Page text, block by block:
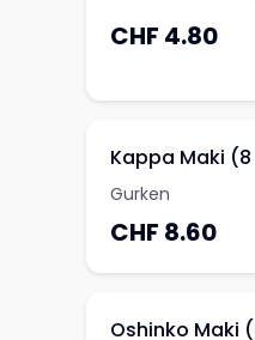
CHF 4.80
Kappa Maki
Gurken
CHF 8.60
Oshinko Maki